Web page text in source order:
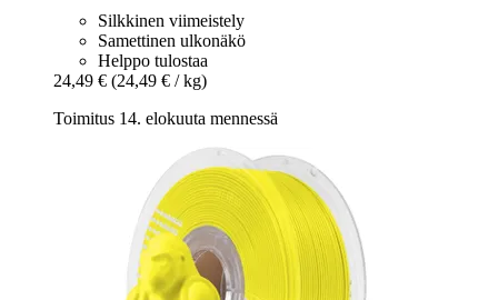
Silkkinen viimeistely
Samettinen ulkonäkö
Helppo tulostaa
24,49 € (24,49 € / kg)
Toimitus 14. elokuuta mennessä